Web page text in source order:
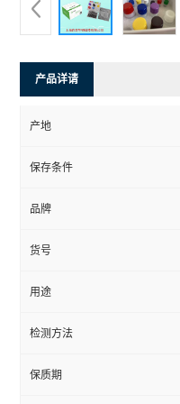
产品详请
产地
保存条件
品牌
货号
用途
检测方法
保质期